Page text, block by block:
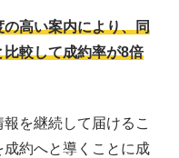
高い案内により、同
較して成約率が8倍
を継続して届けるこ
約へと導くことに成